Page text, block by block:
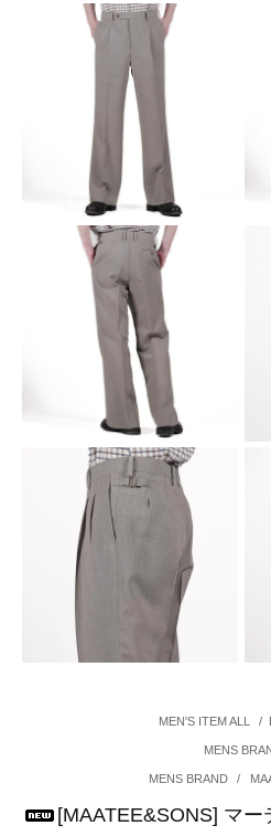
MEN'S ITEM ALL /
MENS
MENS BRAND /
[MAATEE&SONS] マ